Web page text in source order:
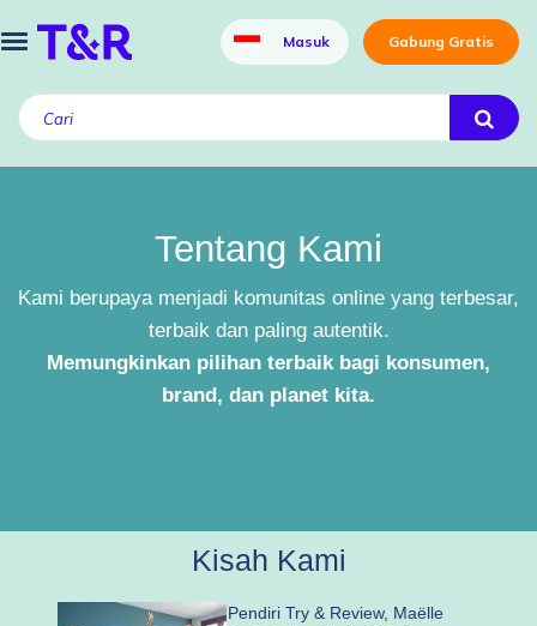
Masuk Gabung Gratis
Tentang Kami
Kami berupaya menjadi komunitas online yang terbesar,
terbaik dan paling autentik.
Memungkinkan pilihan terbaik bagi konsumen,
brand, dan planet kita.
Kisah Kami
Pendiri Try & Review, Maëlle